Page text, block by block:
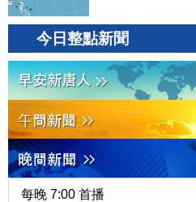
今日整點新聞
每晚 7:00 首播